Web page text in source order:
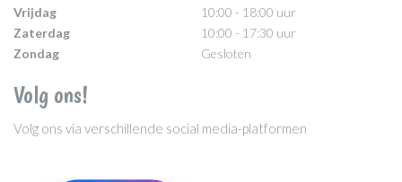
Vrijdag
10:00 - 18:00 uur
Zaterdag
10:00 - 17:30 uur
Zondag
Gesloten
Volg ons!
Volg ons via verschillende social media-platformen